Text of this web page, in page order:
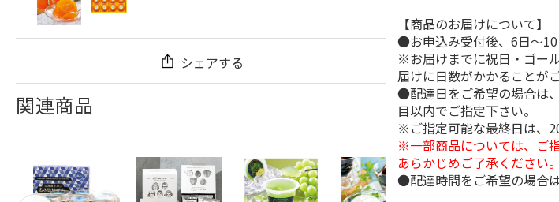
シェアする
関連商品
【商品のお届けについて】
●お申込み受付後、6日～10
※お届けまでに祝日・ゴー
届けに日数がかかることが
●配達日をご希望の場合は
目以内でご指定下さい。
※ご指定可能な最終日は、
※一部商品については、ご
あらかじめご了承ください。
●配達時間をご希望の場合